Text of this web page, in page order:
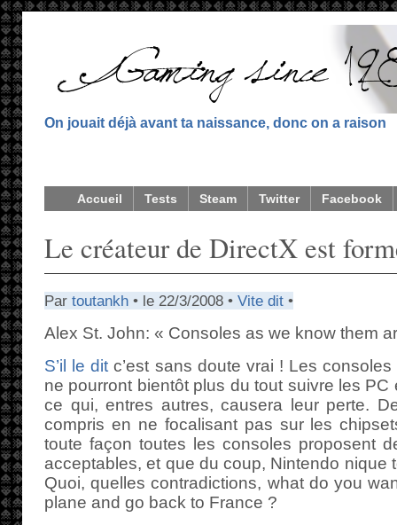
On jouait déjà avant ta naissance, donc on a raison
Accueil Tests Steam Twitter Facebook
Le créateur de DirectX est
Par toutankh • le 22/3/2008 • Vite dit •
Alex St. John: « Consoles as we know them
S’il le dit c’est sans doute vrai ! Les
ne pourront bientôt plus du tout suivre les
ce qui, entres autres, causera leur perte.
compris en ne focalisant pas sur les
toute façon toutes les consoles proposent
acceptables, et que du coup, Nintendo nique
Quoi, quelles contradictions, what do you
plane and go back to France ?